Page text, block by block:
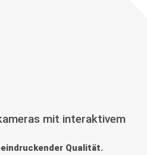
mit interaktivem
Qualität.